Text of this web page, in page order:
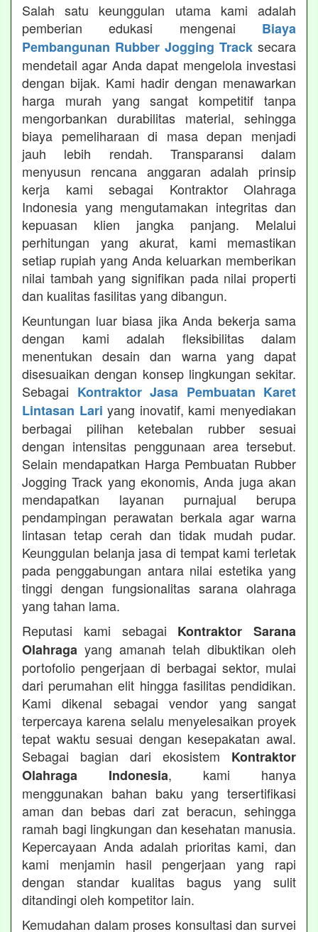
Salah satu keunggulan utama kami adalah
pemberian edukasi mengenai Biaya
Pembangunan Rubber Jogging Track secara
mendetail agar Anda dapat mengelola investasi
dengan bijak. Kami hadir dengan menawarkan
harga murah yang sangat kompetitif tanpa
mengorbankan durabilitas material, sehingga
biaya pemeliharaan di masa depan menjadi
jauh lebih rendah. Transparansi dalam
menyusun rencana anggaran adalah prinsip
kerja kami sebagai Kontraktor Olahraga
Indonesia yang mengutamakan integritas dan
kepuasan klien jangka panjang. Melalui
perhitungan yang akurat, kami memastikan
setiap rupiah yang Anda keluarkan memberikan
nilai tambah yang signifikan pada nilai properti
dan kualitas fasilitas yang dibangun.
Keuntungan luar biasa jika Anda bekerja sama
dengan kami adalah fleksibilitas dalam
menentukan desain dan warna yang dapat
disesuaikan dengan konsep lingkungan sekitar.
Sebagai Kontraktor Jasa Pembuatan Karet
Lintasan Lari yang inovatif, kami menyediakan
berbagai pilihan ketebalan rubber sesuai
dengan intensitas penggunaan area tersebut.
Selain mendapatkan Harga Pembuatan Rubber
Jogging Track yang ekonomis, Anda juga akan
mendapatkan layanan purnajual berupa
pendampingan perawatan berkala agar warna
lintasan tetap cerah dan tidak mudah pudar.
Keunggulan belanja jasa di tempat kami terletak
pada penggabungan antara nilai estetika yang
tinggi dengan fungsionalitas sarana olahraga
yang tahan lama.
Reputasi kami sebagai Kontraktor Sarana
Olahraga yang amanah telah dibuktikan oleh
portofolio pengerjaan di berbagai sektor, mulai
dari perumahan elit hingga fasilitas pendidikan.
Kami dikenal sebagai vendor yang sangat
terpercaya karena selalu menyelesaikan proyek
tepat waktu sesuai dengan kesepakatan awal.
Sebagai bagian dari ekosistem Kontraktor
Olahraga Indonesia, kami hanya
menggunakan bahan baku yang tersertifikasi
aman dan bebas dari zat beracun, sehingga
ramah bagi lingkungan dan kesehatan manusia.
Kepercayaan Anda adalah prioritas kami, dan
kami menjamin hasil pengerjaan yang rapi
dengan standar kualitas bagus yang sulit
ditandingi oleh kompetitor lain.
Kemudahan dalam proses konsultasi dan survei